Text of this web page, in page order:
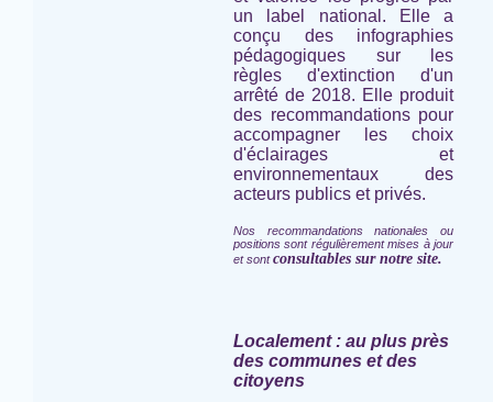
un label national. Elle a
conçu des infographies
pédagogiques sur les
règles d'extinction d'un
arrêté de 2018. Elle produit
des recommandations pour
accompagner les choix
d'éclairages et
environnementaux des
acteurs publics et privés.
Nos recommandations nationales ou
positions sont régulièrement mises à jour
et sontconsultables sur notre site.
Localement : au plus près
des communes et des
citoyens